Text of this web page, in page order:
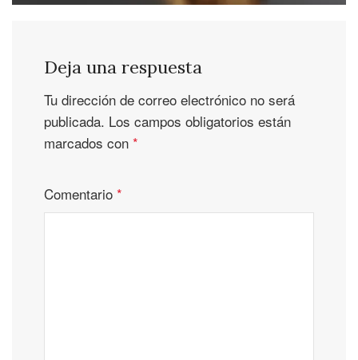
Deja una respuesta
Tu dirección de correo electrónico no será
publicada. Los campos obligatorios están
marcados con *
Comentario *